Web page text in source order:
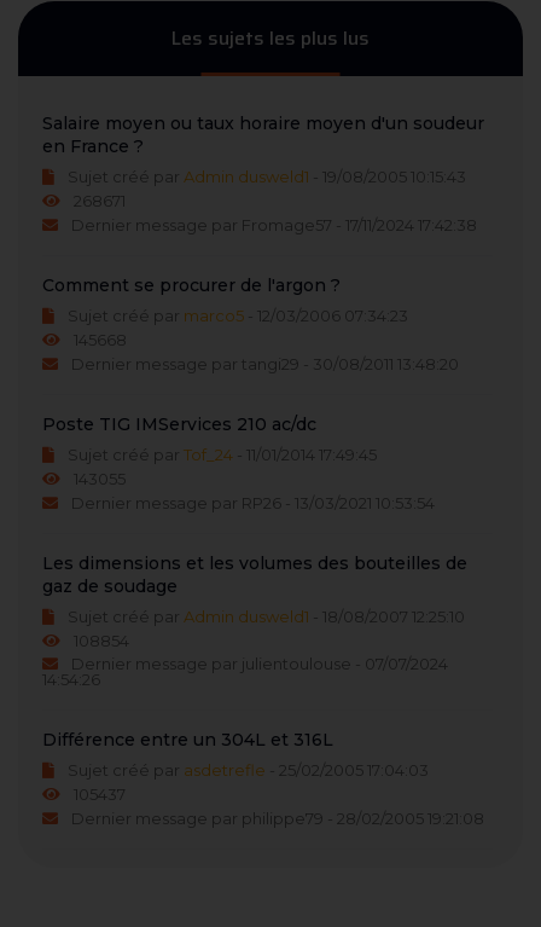
Les sujets les plus lus
Salaire moyen ou taux horaire moyen d'un soudeur
en France ?
Sujet créé par Admin dusweld1 - 19/08/2005 10:15:43
268671
Dernier message par Fromage57 - 17/11/2024 17:42:38
Comment se procurer de l'argon ?
Sujet créé par marco5 - 12/03/2006 07:34:23
145668
Dernier message par tangi29 - 30/08/2011 13:48:20
Poste TIG IMServices 210 ac/dc
Sujet créé par Tof_24 - 11/01/2014 17:49:45
143055
Dernier message par RP26 - 13/03/2021 10:53:54
Les dimensions et les volumes des bouteilles de
gaz de soudage
Sujet créé par Admin dusweld1 - 18/08/2007 12:25:10
108854
Dernier message par julientoulouse - 07/07/2024
14:54:26
Différence entre un 304L et 316L
Sujet créé par asdetrefle - 25/02/2005 17:04:03
105437
Dernier message par philippe79 - 28/02/2005 19:21:08